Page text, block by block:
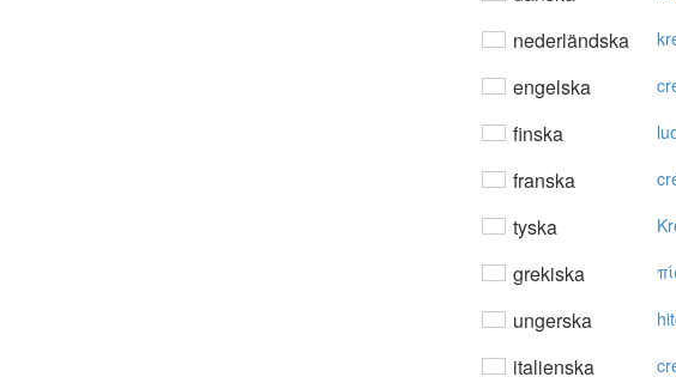
nederländska
engelska
finska
franska
tyska
grekiska
ungerska
italienska